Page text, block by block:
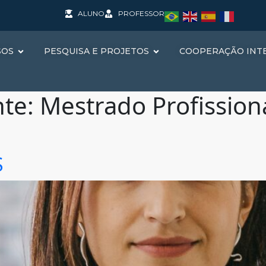
ALUNO PROFESSOR
PESQUISA E PROJETOS COOPERAÇÃO
Mestrado